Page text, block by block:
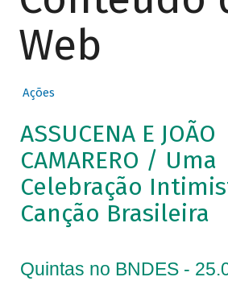
Web
Ações
ASSUCENA E JOÃO
CAMARERO / Uma
Celebração
Canção Brasileira
Quintas no BNDES -